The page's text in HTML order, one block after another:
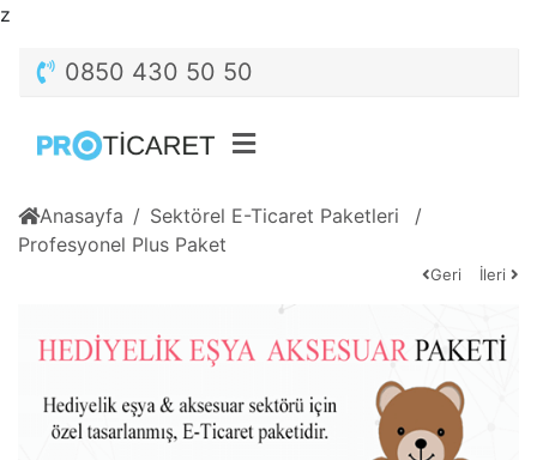
z
0850 430 50 50
Anasayfa
Sektörel E-Ticaret Paketleri
Profesyonel Plus Paket
Geri İleri